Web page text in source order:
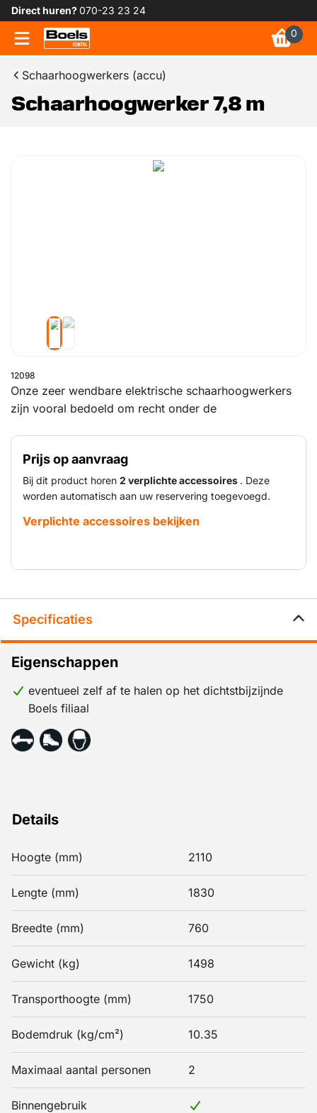
Direct huren?070-23 23 24
0
Schaarhoogwerkers (accu)
Schaarhoogwerker 7,8 m
12098
Onze zeer wendbare elektrische schaarhoogwerkers
zijn vooral bedoeld om recht onder de
plaatsen. Ze zijn doorgaans minder groot dan
telescoophoogwerkers, maar hebben vaak een groter
hefvermogen. Door hun grotere platform bieden ze
ook meer werkruimte. U kunt er mensen en materialen
veilig mee naar de gewenste hoogte brengen om er
allerlei werkzaamheden te verrichten. Een elektrische
name geschikt voor binnenwerk.
Prijs op aanvraag
Bij dit product horen 2 verplichte accessoires . Deze
worden automatisch aan uw reservering toegevoegd.
Verplichte accessoires bekijken
Specificaties
Details
Hoogte (mm) 2110
Lengte (mm) 1830
Breedte (mm) 760
Gewicht (kg) 1498
Transporthoogte (mm) 1750
Bodemdruk (kg/cm²) 10.35
Maximaal aantal personen 2
Binnengebruik
Eigenschappen
eventueel zelf af te halen op het dichtstbijzijnde
Boels filiaal